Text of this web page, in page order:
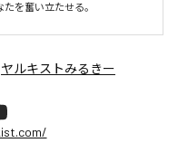
を奮い立たせる。
ヤルキストみるきー